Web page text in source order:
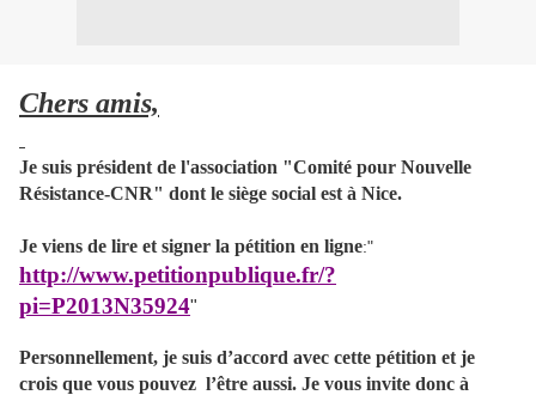
Chers amis,
Je suis président de l'association "Comité pour Nouvelle
Résistance-CNR" dont le siège social est à Nice.
Je viens de lire et signer la pétition en ligne:"
http://www.petitionpublique.fr/?
pi=P2013N35924"
Personnellement, je suis d’accord avec cette pétition et je
crois que vous pouvez l’être aussi. Je vous invite donc à